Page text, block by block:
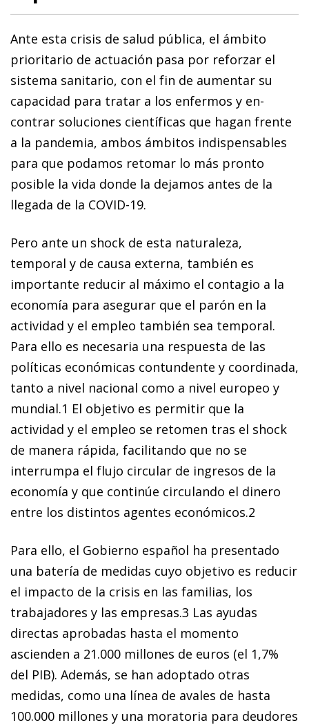
Ante esta crisis de salud pública, el ámbito
prioritario de actuación pasa por reforzar el
sistema sanitario, con el fin de aumentar su
capacidad para tratar a los enfermos y en­­
contrar soluciones científicas que hagan frente
a la pandemia, ambos ámbitos indispensables
para que podamos retomar lo más pronto
posible la vida donde la dejamos antes de la
llegada de la COVID-19.
Pero ante un shock de esta naturaleza,
temporal y de causa externa, también es
importante reducir al máximo el contagio a la
economía para asegurar que el parón en la
actividad y el empleo también sea temporal.
Para ello es necesaria una respuesta de las
políticas económicas contundente y coordinada,
tanto a nivel nacional como a nivel europeo y
mundial.1 El objetivo es permitir que la
actividad y el empleo se retomen tras el shock
de manera rápida, facilitando que no se
interrumpa el flujo circular de ingresos de la
economía y que continúe circulando el di­­ne­­ro
entre los distintos agentes económicos.2
Para ello, el Gobierno español ha presentado
una batería de medidas cuyo objetivo es reducir
el impacto de la crisis en las familias, los
trabajadores y las empresas.3 Las ayudas
directas aprobadas hasta el momento
ascienden a 21.000 millones de euros (el 1,7%
del PIB). Además, se han adoptado otras
medidas, como una línea de avales de hasta
100.000 millones y una moratoria para deudores